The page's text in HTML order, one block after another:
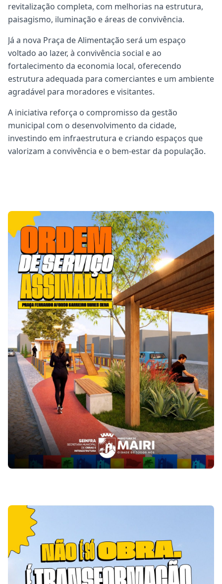
revitalização completa, com melhorias na estrutura,
paisagismo, iluminação e áreas de convivência.
Já a nova Praça de Alimentação será um espaço
voltado ao lazer, à convivência social e ao
fortalecimento da economia local, oferecendo
estrutura adequada para comerciantes e um ambiente
agradável para moradores e visitantes.
A iniciativa reforça o compromisso da gestão
municipal com o desenvolvimento da cidade,
investindo em infraestrutura e criando espaços que
valorizam a convivência e o bem-estar da população.